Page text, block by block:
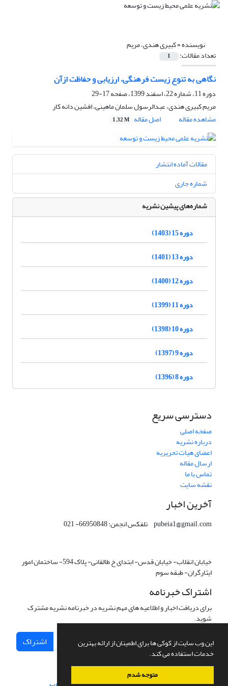
این وب سایت از کوکی ها برای اطمینان از ارائه بهترین
خدمات استفاده می کند.
متوجه شدم
نویسنده =کبیری هندی، مریم
تعداد مقالات: 1
نگاهی به تنوع زیست فرهنگی، ارزیابی و حفاظت ازآن
دوره 11، شماره 22، اسفند 1399، صفحه
17-29
مریم کبیری هندی، عبدالرسول سلمان ماهینی، افشین دانه کار
مشاهده مقاله
اصل مقاله 1.32 M
مقالات آماده انتشار
شماره جاری
شماره‌های پیشین نشریه
دوره 15 (1403)
دوره 13 (1401)
دوره 12 (1400)
دوره 11 (1399)
دوره 10 (1398)
دوره 9 (1397)
دوره 8 (1396)
دسترسی سریع
صفحه اصلی
درباره نشریه
اعضای هیات تحریریه
ارسال مقاله
تماس با ما
نقشه سایت
آخرین اخبار
pubeia1@gmail.com تلفکس انجمن: 66950848- 021
خیابان انقلاب- خیابان قدس- ابتدای خ طالقانی- پلاک 594- ساختمان امور
ایثارگران- طبقه سوم
اشتراک خبرنامه
برای دریافت اخبار و اطلاعیه های مهم نشریه در خبرنامه نشریه مشترک
شوید.
اشتراک